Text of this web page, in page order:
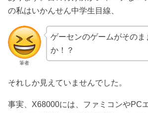
の私はいかんせん中学生目線、
筆者
ゲーセンのゲームがそのま
か！？
それしか見えていませんでした。
事実、X68000には、ファミコンやPC